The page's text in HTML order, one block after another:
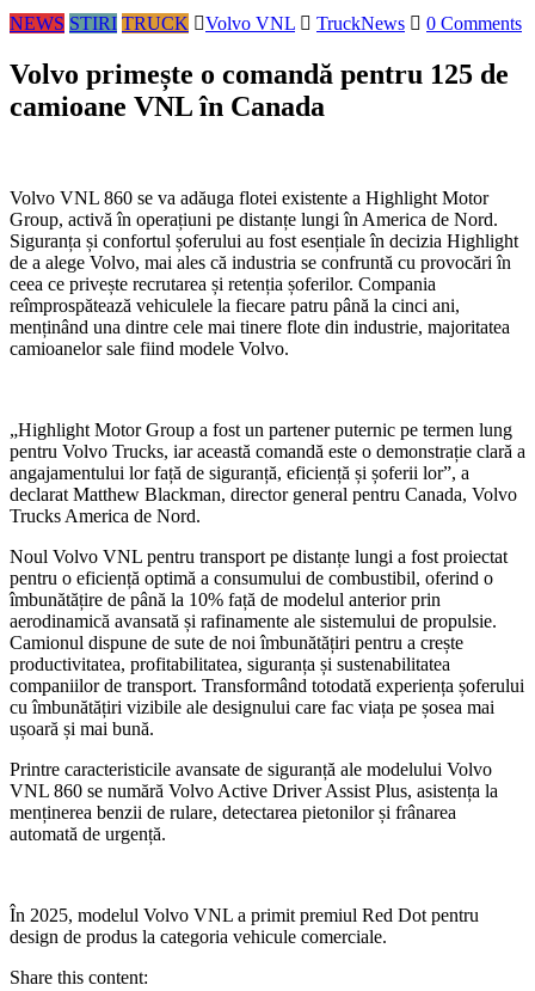
NEWS STIRI TRUCK Volvo VNL TruckNews 0 Comments
Volvo primește o comandă pentru 125 de
camioane VNL în Canada
Volvo VNL 860 se va adăuga flotei existente a Highlight Motor
Group, activă în operațiuni pe distanțe lungi în America de Nord.
Siguranța și confortul șoferului au fost esențiale în decizia Highlight
de a alege Volvo, mai ales că industria se confruntă cu provocări în
ceea ce privește recrutarea și retenția șoferilor. Compania
reîmprospătează vehiculele la fiecare patru până la cinci ani,
menținând una dintre cele mai tinere flote din industrie, majoritatea
camioanelor sale fiind modele Volvo.
„Highlight Motor Group a fost un partener puternic pe termen lung
pentru Volvo Trucks, iar această comandă este o demonstrație clară a
angajamentului lor față de siguranță, eficiență și șoferii lor”, a
declarat Matthew Blackman, director general pentru Canada, Volvo
Trucks America de Nord.
Noul Volvo VNL pentru transport pe distanțe lungi a fost proiectat
pentru o eficiență optimă a consumului de combustibil, oferind o
îmbunătățire de până la 10% față de modelul anterior prin
aerodinamică avansată și rafinamente ale sistemului de propulsie.
Camionul dispune de sute de noi îmbunătățiri pentru a crește
productivitatea, profitabilitatea, siguranța și sustenabilitatea
companiilor de transport. Transformând totodată experiența șoferului
cu îmbunătățiri vizibile ale designului care fac viața pe șosea mai
ușoară și mai bună.
Printre caracteristicile avansate de siguranță ale modelului Volvo
VNL 860 se numără Volvo Active Driver Assist Plus, asistența la
menținerea benzii de rulare, detectarea pietonilor și frânarea
automată de urgență.
În 2025, modelul Volvo VNL a primit premiul Red Dot pentru
design de produs la categoria vehicule comerciale.
Share this content: